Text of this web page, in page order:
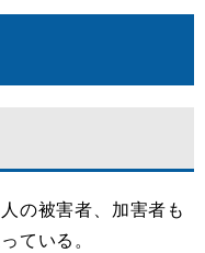
の被害者、加害者も
ている。